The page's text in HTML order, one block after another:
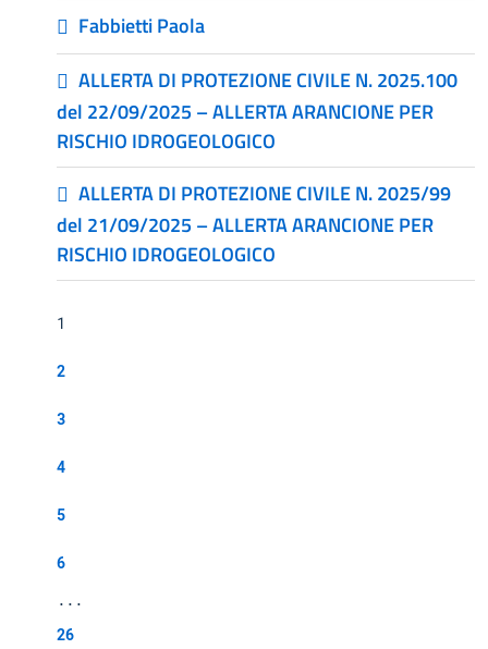
Fabbietti Paola
ALLERTA DI PROTEZIONE CIVILE N. 2025.100
del 22/09/2025 – ALLERTA ARANCIONE PER
RISCHIO IDROGEOLOGICO
ALLERTA DI PROTEZIONE CIVILE N. 2025/99
del 21/09/2025 – ALLERTA ARANCIONE PER
RISCHIO IDROGEOLOGICO
1
2
3
4
5
6
...
26